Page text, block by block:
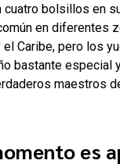
bolsillos en
en diferentes
el Caribe, pero los
bastante especial
maestros
es